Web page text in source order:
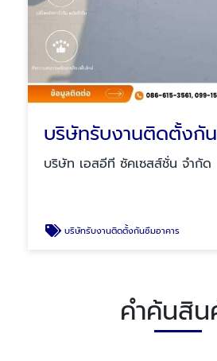
บริษัทรับงานติดตั้งกั
บริษัท เอสอีที ซัคเซสส์ชั่น จำกัด
บริษัทรับงานติดตั้งกันซึมอาคาร
คำค้นสิน